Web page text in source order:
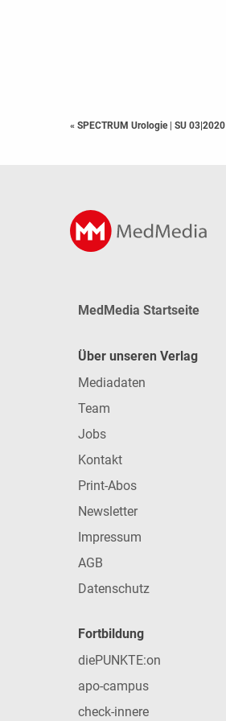
« SPECTRUM Urologie SU 03|2020
MedMedia Startseite
Über unseren Verlag
Mediadaten
Team
Jobs
Kontakt
Print-Abos
Newsletter
Impressum
AGB
Datenschutz
Fortbildung
diePUNKTE:on
apo-campus
check-innere